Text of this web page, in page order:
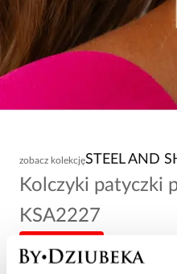
zobacz kolekcjęSTEEL AND
Kolczyki patyczki
KSA2227